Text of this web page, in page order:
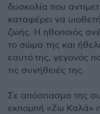
δυσκολία που
καταφέρει να
ζωής. Η ηθοποιός
το σώμα της και
εαυτό της, γεγονός
τις συνήθειές της.
Σε απόσπασμα της
εκπομπή «Ζω Καλά»